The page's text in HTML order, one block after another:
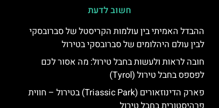
חשוב לדעת
ההבדל האמיתי בין עולמות הקריסטל של סברובסקי
לבין עולם היהלומים של סברובסקי בטירול
חובה לראות ולעשות בחבל טירול: מה אסור לכם
לפספס בחבל טירול (Tyrol)
פארק הדינוזאורים (Triassic Park) בטירול – חווית